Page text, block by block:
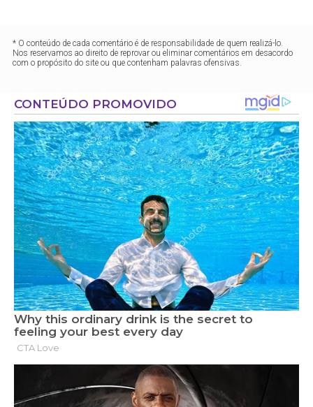
* O conteúdo de cada comentário é de responsabilidade de quem realizá-lo.
Nos reservamos ao direito de reprovar ou eliminar comentários em desacordo
com o propósito do site ou que contenham palavras ofensivas.